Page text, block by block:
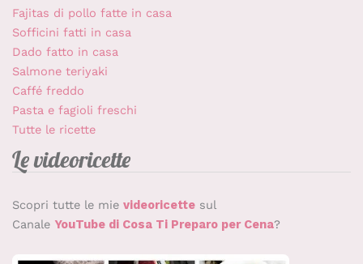
Fajitas di pollo fatte in casa
Sofficini fatti in casa
Dado fatto in casa
Salmone teriyaki
Caffé freddo
Pasta e fagioli freschi
Tutte le ricette
Le videoricette
Scopri tutte le mie videoricettesul
Canale YouTube di Cosa Ti Preparo per Cena?